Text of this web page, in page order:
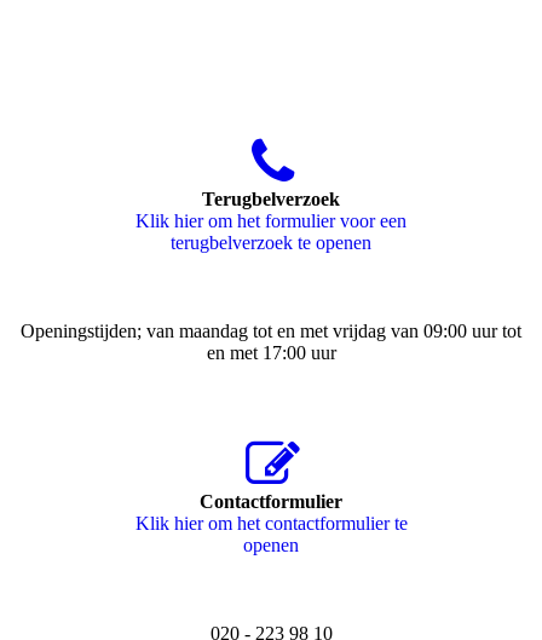
Terugbelverzoek
Klik hier om het formulier voor een
terugbelverzoek te openen
Openingstijden; van maandag tot en met vrijdag van 09:00 uur tot
en met 17:00 uur
Contactformulier
Klik hier om het contactformulier te
openen
020 - 223 98 10